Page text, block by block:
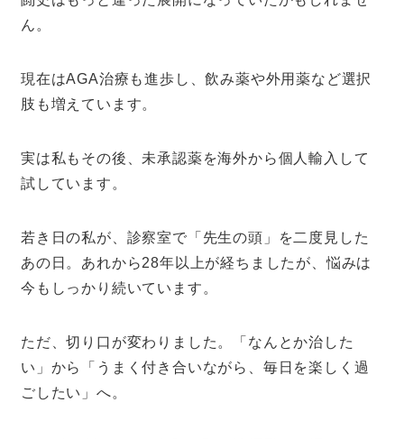
ん。
現在はAGA治療も進歩し、飲み薬や外用薬など選択
肢も増えています。
実は私もその後、未承認薬を海外から個人輸入して
試しています。
若き日の私が、診察室で「先生の頭」を二度見した
あの日。あれから28年以上が経ちましたが、悩みは
今もしっかり続いています。
ただ、切り口が変わりました。「なんとか治した
い」から「うまく付き合いながら、毎日を楽しく過
ごしたい」へ。